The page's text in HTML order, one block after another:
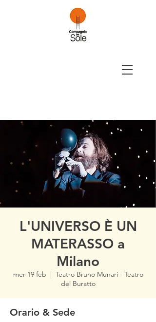
L'UNIVERSO È UN
MATERASSO a
Milano
mer 19 feb
  |
Teatro Bruno Munari - Teatro
del Buratto
Orario & Sede